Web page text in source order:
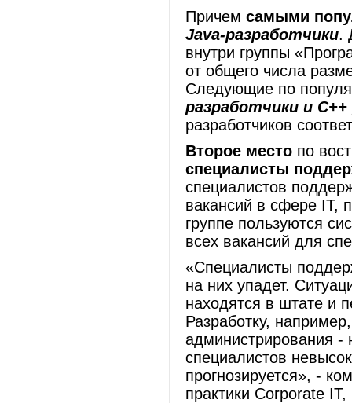
Причем самыми
Java-разработчики.
внутри группы
от общего числа
Следующие по
разработчики и
разработчиков
Второе место по
специалисты
специалистов
вакансий в сфере IT,
группе пользуются
всех вакансий для
«Специалисты
на них упадет.
находятся в штате и
Разработку,
администрирования -
специалистов
прогнозируется», -
практики Corporate